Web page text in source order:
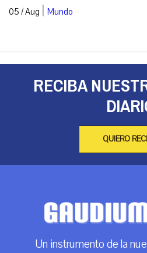
05 / Aug | Mundo
RECIBA
QUIERO
Un instrumento de la